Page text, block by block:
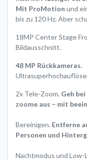
Mit ProMotion und
bis zu 120 Hz. Aber
18MP Center Stage
Bildausschnitt.
48 MP Rückkameras.
2x Tele-Zoom. Geh
zoome aus − mit
Bereinigen. Entferne
Personen und
Nachtmodus und